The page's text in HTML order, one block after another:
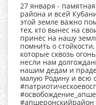
27 января -
района и всей
этой земле важно
тех, кто вынес на
принёс на нашу
помнить о
которые сквозь
несли нам
нашим дедам и
малую Родину и всю
#апшеронскийрайон